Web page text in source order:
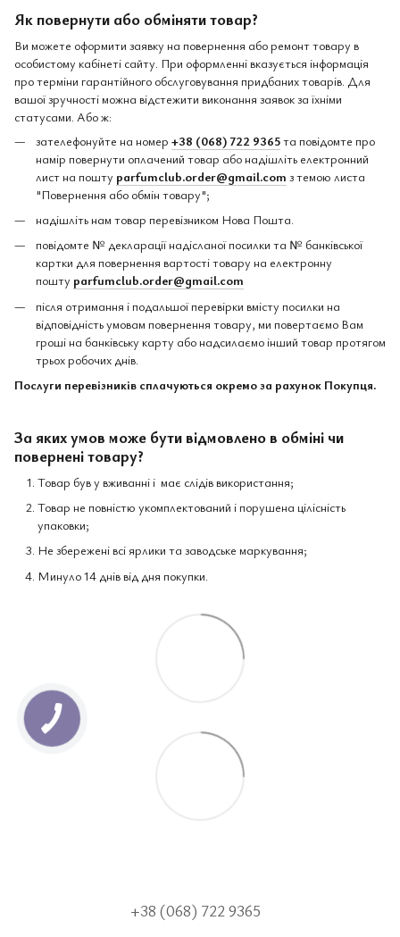
Як повернути або обміняти товар?
Ви можете оформити заявку на повернення або ремонт товару в
особистому кабінеті сайту. При оформленні вказується інформація
про терміни гарантійного обслуговування придбаних товарів. Для
вашої зручності можна відстежити виконання заявок за їхніми
статусами. Або ж:
зателефонуйте на номер +38 (068) 722 9365та повідомте про
намір повернути оплачений товар або надішліть електронний
лист на пошту parfumclub.order@gmail.com з темою листа
"Повернення або обмін товару";
надішліть нам товар перевізником Нова Пошта.
повідомте № декларації надісланої посилки та № банківської
картки для повернення вартості товару на електронну
пошту parfumclub.order@gmail.com
після отримання і подальшої перевірки вмісту посилки на
відповідність умовам повернення товару, ми повертаємо Вам
гроші на банківську карту або надсилаємо інший товар протягом
трьох робочих днів.
Послуги перевізників сплачуються окремо за рахунок Покупця.
За яких умов може бути відмовлено в обміні чи
повернені товару?
Товар був у вживанні і має слідів використання;
Товар не повністю укомплектований і порушена цілісність
упаковки;
Не збережені всі ярлики та заводське маркування;
Минуло 14 днів від дня покупки.
+38 (068) 722 9365